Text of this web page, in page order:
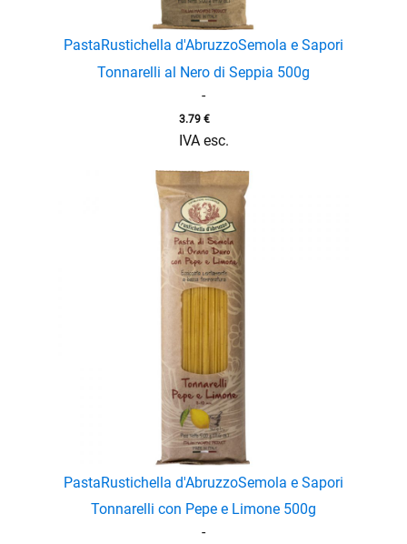
PastaRustichella d'AbruzzoSemola e Sapori
Tonnarelli al Nero di Seppia 500g
-
3.79 €
IVA esc.
PastaRustichella d'AbruzzoSemola e Sapori
Tonnarelli con Pepe e Limone 500g
-